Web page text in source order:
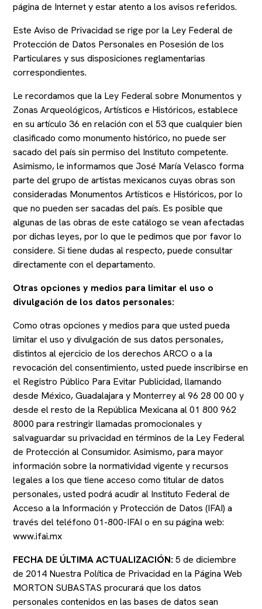
página de Internet y estar atento a los avisos referidos.
Este Aviso de Privacidad se rige por la Ley Federal de
Protección de Datos Personales en Posesión de los
Particulares y sus disposiciones reglamentarias
correspondientes.
Le recordamos que la Ley Federal sobre Monumentos y
Zonas Arqueológicos, Artísticos e Históricos, establece
en su artículo 36 en relación con el 53 que cualquier bien
clasificado como monumento histórico, no puede ser
sacado del país sin permiso del Instituto competente.
Asimismo, le informamos que José María Velasco forma
parte del grupo de artistas mexicanos cuyas obras son
consideradas Monumentos Artísticos e Históricos, por lo
que no pueden ser sacadas del país. Es posible que
algunas de las obras de este catálogo se vean afectadas
por dichas leyes, por lo que le pedimos que por favor lo
considere. Si tiene dudas al respecto, puede consultar
directamente con el departamento.
Otras opciones y medios para limitar el uso o
divulgación de los datos personales:
Como otras opciones y medios para que usted pueda
limitar el uso y divulgación de sus datos personales,
distintos al ejercicio de los derechos ARCO o a la
revocación del consentimiento, usted puede inscribirse en
el Registro Público Para Evitar Publicidad, llamando
desde México, Guadalajara y Monterrey al 96 28 00 00 y
desde el resto de la República Mexicana al 01 800 962
8000 para restringir llamadas promocionales y
salvaguardar su privacidad en términos de la Ley Federal
de Protección al Consumidor. Asimismo, para mayor
información sobre la normatividad vigente y recursos
legales a los que tiene acceso como titular de datos
personales, usted podrá acudir al Instituto Federal de
Acceso a la Información y Protección de Datos (IFAI) a
través del teléfono 01-800-IFAI o en su página web:
www.ifai.mx
FECHA DE ÚLTIMA ACTUALIZACIÓN: 5 de diciembre
de 2014 Nuestra Política de Privacidad en la Página Web
MORTON SUBASTAS procurará que los datos
personales contenidos en las bases de datos sean